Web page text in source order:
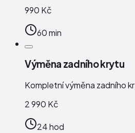
990 Kč
60 min
Výměna zadního krytu
Kompletní výměna zadního
2 990 Kč
24 hod